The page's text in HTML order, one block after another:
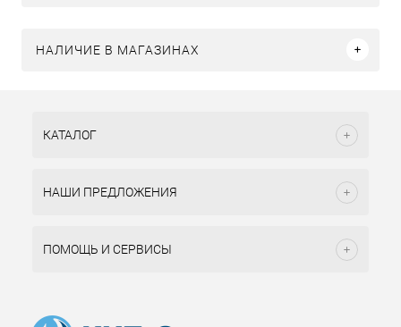
НАЛИЧИЕ В МАГАЗИНАХ
КАТАЛОГ
НАШИ ПРЕДЛОЖЕНИЯ
ПОМОЩЬ И СЕРВИСЫ